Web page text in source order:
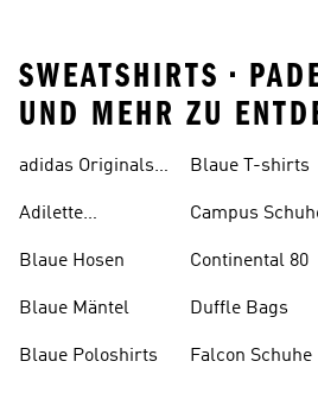
SWEATSHIRTS •
UND MEHR ZU
adidas Originals
Adilette
Blaue Hosen
Blaue Mäntel
Blaue Poloshirts
Blaue T-shirts
Campus
Continental 80
Duffle Bags
Falcon Schuhe